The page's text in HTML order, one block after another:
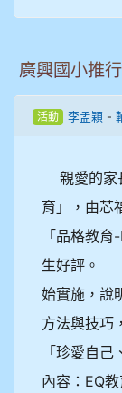
廣興國小推
活動 李孟穎-
親愛的家
育」，由芯
「品格教
生好評。
始實施，說
方法與技巧
「珍愛自
內容：EQ